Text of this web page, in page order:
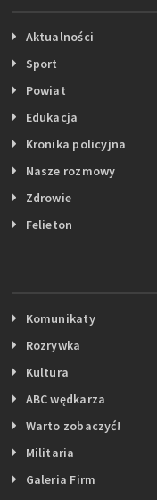
Aktualności
Sport
Powiat
Edukacja
Kronika policyjna
Nasze rozmowy
Zdrowie
Felieton
Komunikaty
Rozrywka
Kultura
ABC wędkarza
Warto zobaczyć!
Militaria
Galeria Firm